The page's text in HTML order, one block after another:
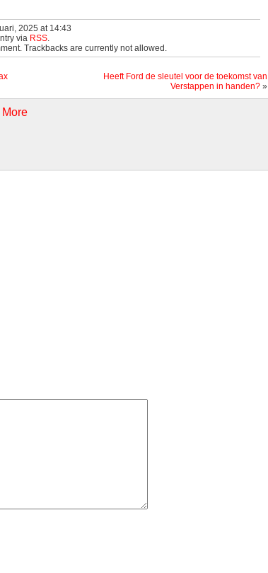
2025 at 14:43
via RSS
Trackbacks are currently not allowed.
Heeft Ford de sleutel voor de toekomst van
Verstappen in handen? »